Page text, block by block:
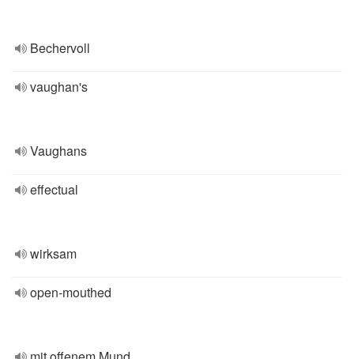
Bechervoll
vaughan's
Vaughans
effectual
wirksam
open-mouthed